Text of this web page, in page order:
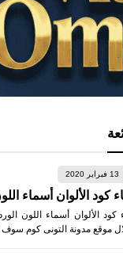
13 فبراير 2020
كود الألوان أسماء
كود الألوان أسماء اللون
موقع مدونة التونى كوم